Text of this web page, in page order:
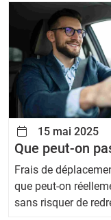
15 mai 2025
Que peut-on
Frais de
que peut-on
sans risquer de